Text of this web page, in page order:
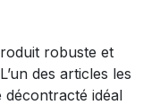
robuste et
des articles les
idéal